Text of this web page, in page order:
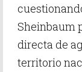
Sheinbaum
directa de
territorio